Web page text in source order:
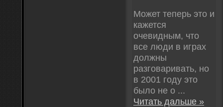
Может теперь это и
кажется
очевидным, что
все люди в играх
должны
разговаривать, но
в 2001 году это
было не о ...
Читать дальше »